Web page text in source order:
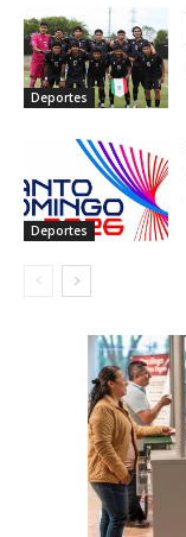
Deportes
Deportes